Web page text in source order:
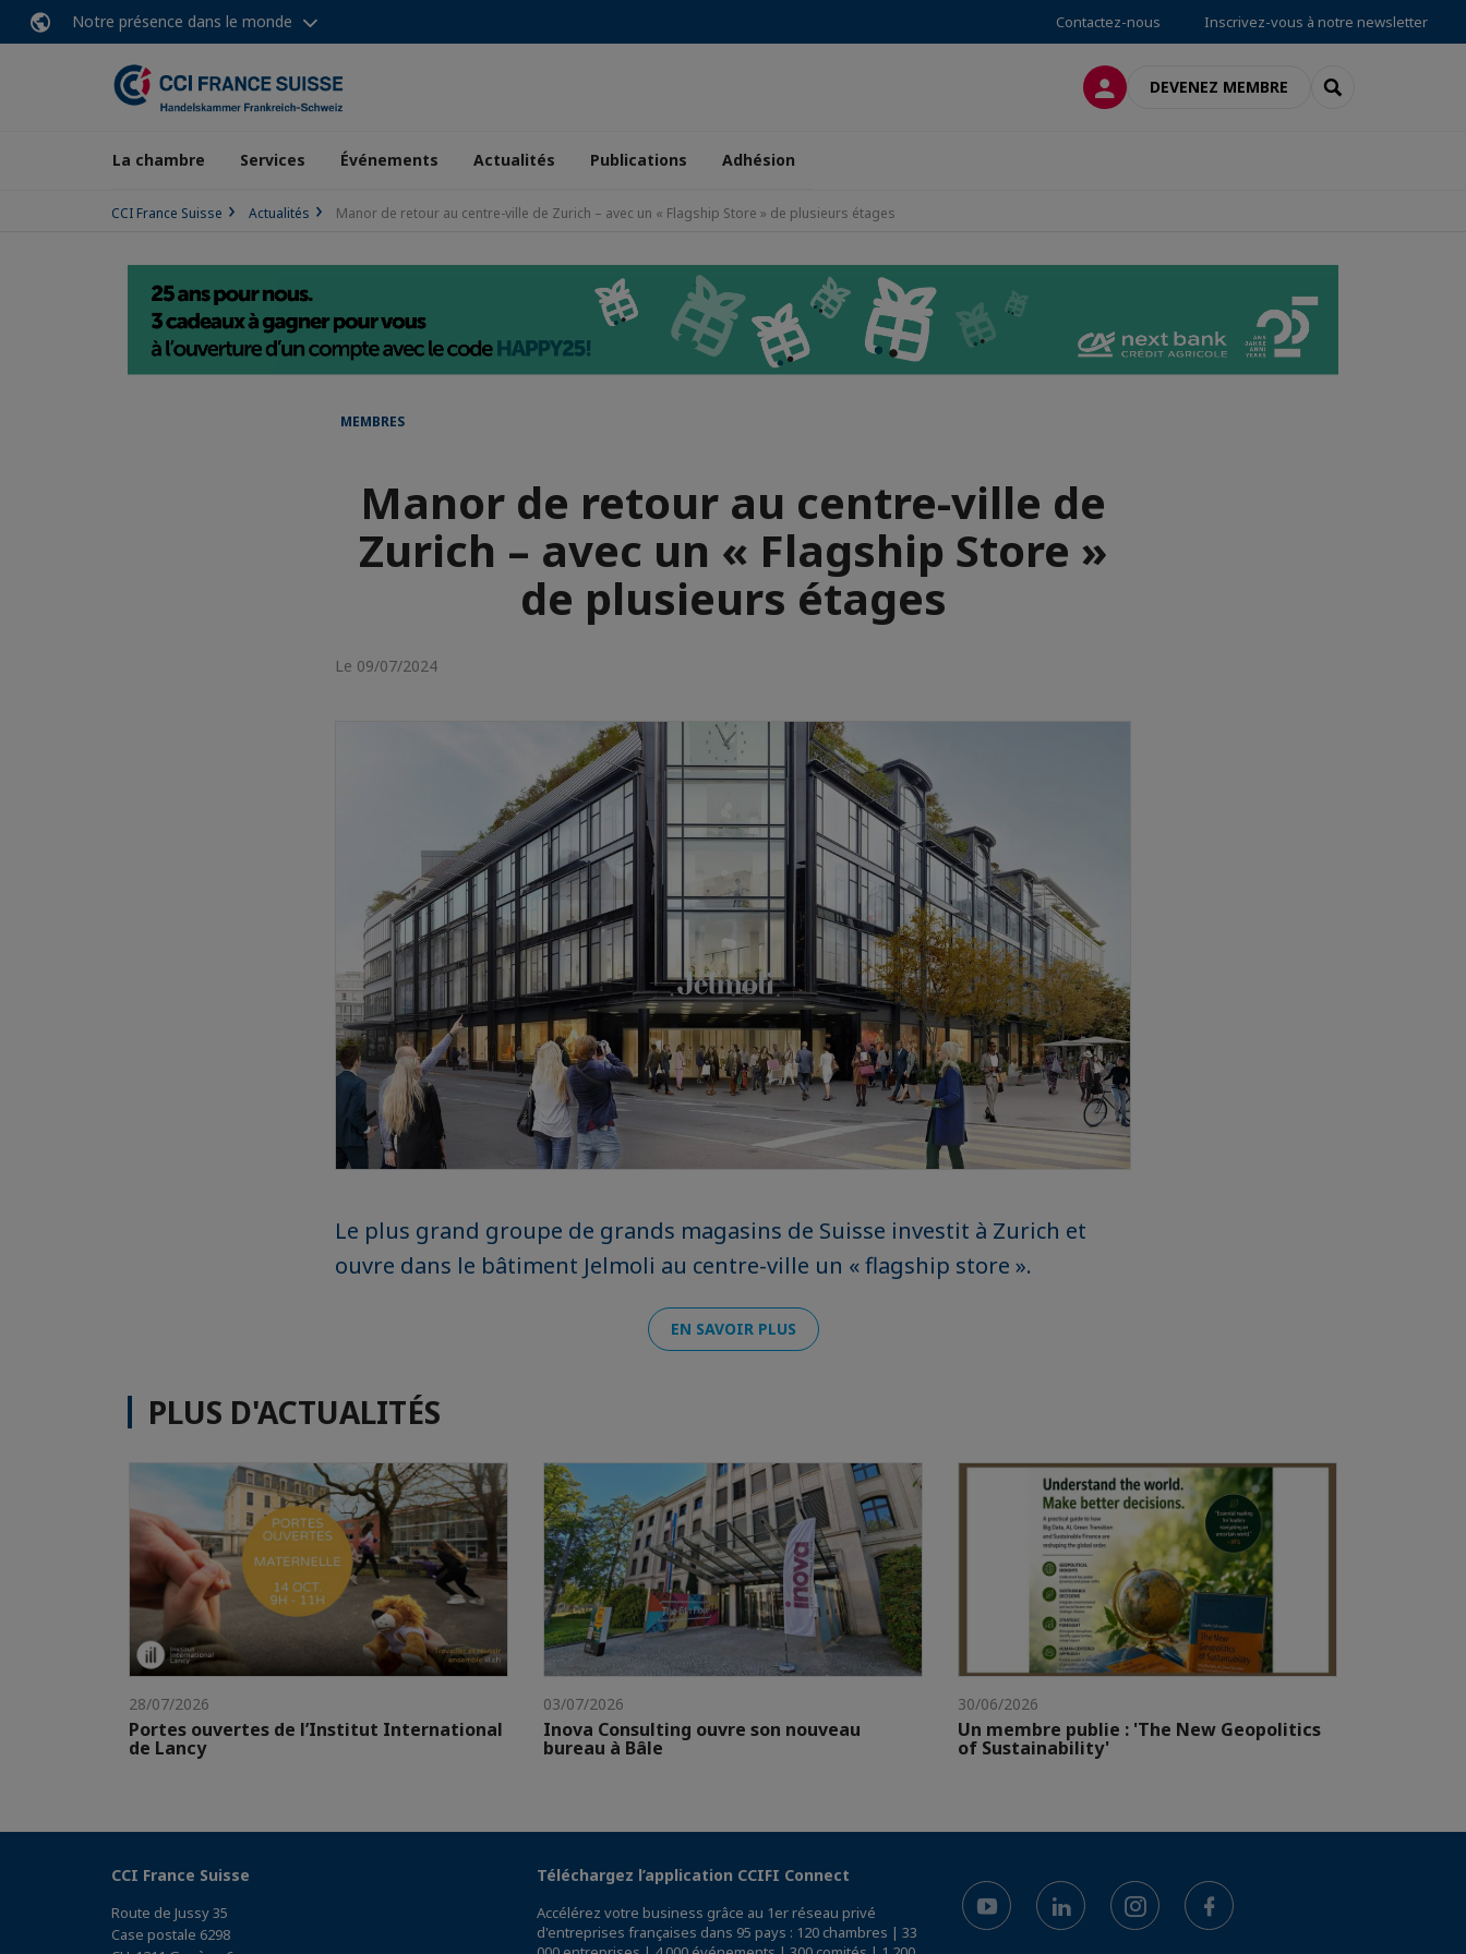
Notre présence dans le monde Contactez-nous Inscrivez-vous à notre newsletter
CONNEXIONDEVENEZ MEMBRE RECHERCHER
La chambre Services Événements Actualités Publications Adhésion
CCI France Suisse Actualités Manor de retour au centre-ville de Zurich – avec un « Flagship Store » de plusieurs étages
MEMBRES
Manor de retour au centre-ville de
Zurich – avec un « Flagship Store »
de plusieurs étages
Le 09/07/2024
Le plus grand groupe de grands magasins de Suisse investit à Zurich et
ouvre dans le bâtiment Jelmoli au centre-ville un « flagship store ».
EN SAVOIR PLUS
PLUS D'ACTUALITÉS
28/07/2026
Portes ouvertes de l’Institut International
de Lancy
03/07/2026
Inova Consulting ouvre son nouveau
bureau à Bâle
30/06/2026
Un membre publie : 'The New Geopolitics
of Sustainability'
CCI France Suisse
Route de Jussy 35
Case postale 6298
Téléchargez l’application CCIFI Connect
Accélérez votre business grâce au 1er réseau privé
d'entreprises françaises dans 95 pays : 120 chambres | 33